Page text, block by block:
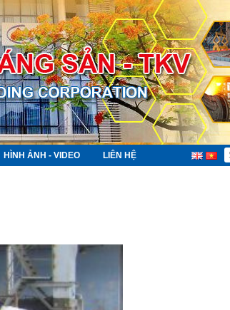
HÌNH ẢNH - VIDEO LIÊN HỆ